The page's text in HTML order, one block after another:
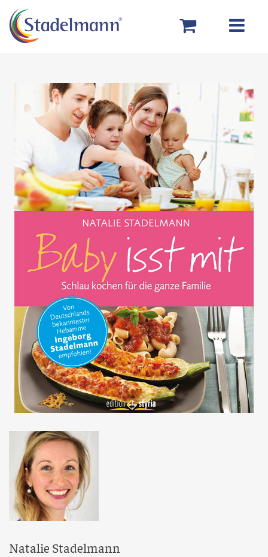
Natalie Stadelmann